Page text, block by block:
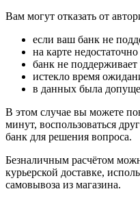
Вам могут отказать от
если ваш банк не
на карте
банк не поддерживает
истекло время
в данных была
В этом случае вы можете
минут, воспользоваться
банк для решения вопроса.
Безналичным расчётом
курьерской доставке,
самовывоза из магазина.